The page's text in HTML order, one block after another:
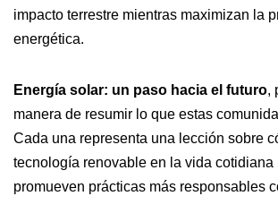
impacto terrestre mientras maximizan la
energética.
Energía solar: un paso hacia el futuro,
manera de resumir lo que estas
Cada una representa una lección sobre
tecnología renovable en la vida cotidiana
promueven prácticas más responsables